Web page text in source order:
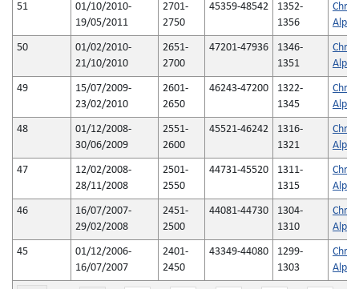
51
01/10/2010-
19/05/2011
2701-
2750
45359-48542
1352-
1356
50
01/02/2010-
21/10/2010
2651-
2700
47201-47936
1346-
1351
49
15/07/2009-
23/02/2010
2601-
2650
46243-47200
1322-
1345
48
01/12/2008-
30/06/2009
2551-
2600
45521-46242
1316-
1321
47
12/02/2008-
28/11/2008
2501-
2550
44731-45520
1311-
1315
46
16/07/2007-
29/02/2008
2451-
2500
44081-44730
1304-
1310
45
01/12/2006-
16/07/2007
2401-
2450
43349-44080
1299-
1303